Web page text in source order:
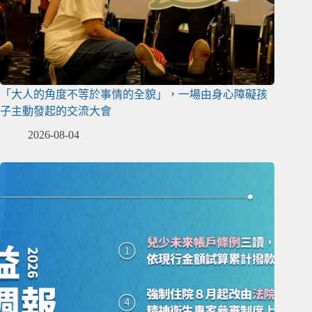
「大人的角度不等於事情的全貌」，一場由身心障礙孩
子主動發起的交流大會
2026-08-04